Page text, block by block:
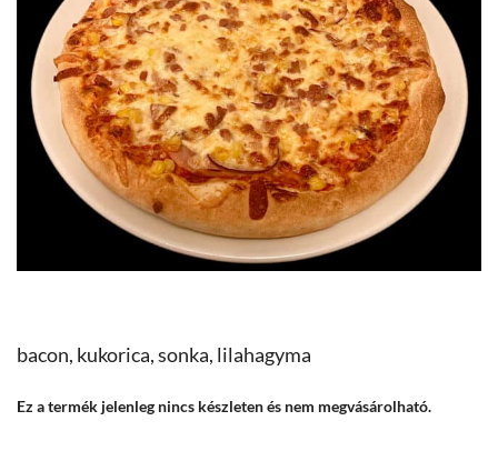
bacon, kukorica, sonka, lilahagyma
Ez a termék jelenleg nincs készleten és nem megvásárolható.